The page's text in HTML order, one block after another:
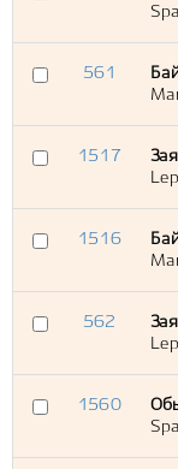
561
1517
1516
562
1560